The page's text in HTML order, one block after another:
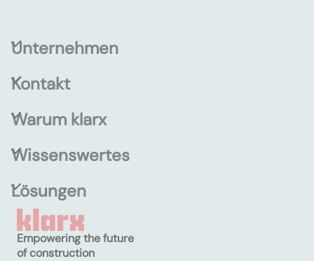
Unternehmen
Kontakt
Warum klarx
Wissenswertes
Lösungen
Empowering the future
of construction